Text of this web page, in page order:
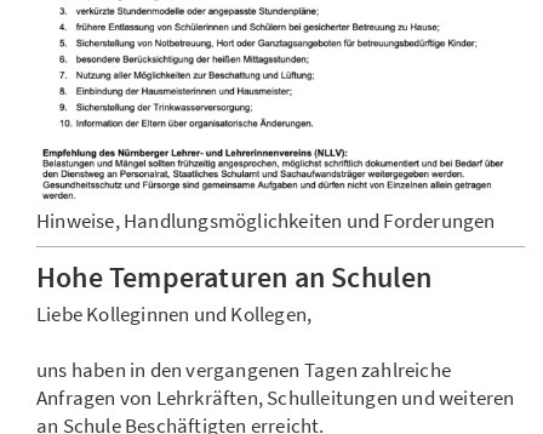
Hinweise, Handlungsmöglichkeiten und Forderungen
Hohe Temperaturen an Schulen
Liebe Kolleginnen und Kollegen,
uns haben in den vergangenen Tagen zahlreiche
Anfragen von Lehrkräften, Schulleitungen und weiteren
an Schule Beschäftigten erreicht.